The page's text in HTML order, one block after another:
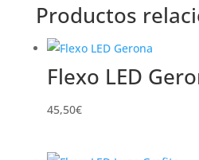
Productos
Flexo LED
45,50€